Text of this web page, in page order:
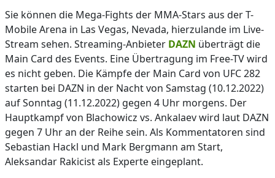
Sie können die Mega-Fights der MMA-Stars aus der T-
Mobile Arena in Las Vegas, Nevada, hierzulande im Live-
Stream sehen. Streaming-Anbieter DAZN überträgt die
Main Card des Events. Eine Übertragung im Free-TV wird
es nicht geben. Die Kämpfe der Main Card von UFC 282
starten bei DAZN in der Nacht von Samstag (10.12.2022)
auf Sonntag (11.12.2022) gegen 4 Uhr morgens. Der
Hauptkampf von Blachowicz vs. Ankalaev wird laut DAZN
gegen 7 Uhr an der Reihe sein. Als Kommentatoren sind
Sebastian Hackl und Mark Bergmann am Start,
Aleksandar Rakicist als Experte eingeplant.